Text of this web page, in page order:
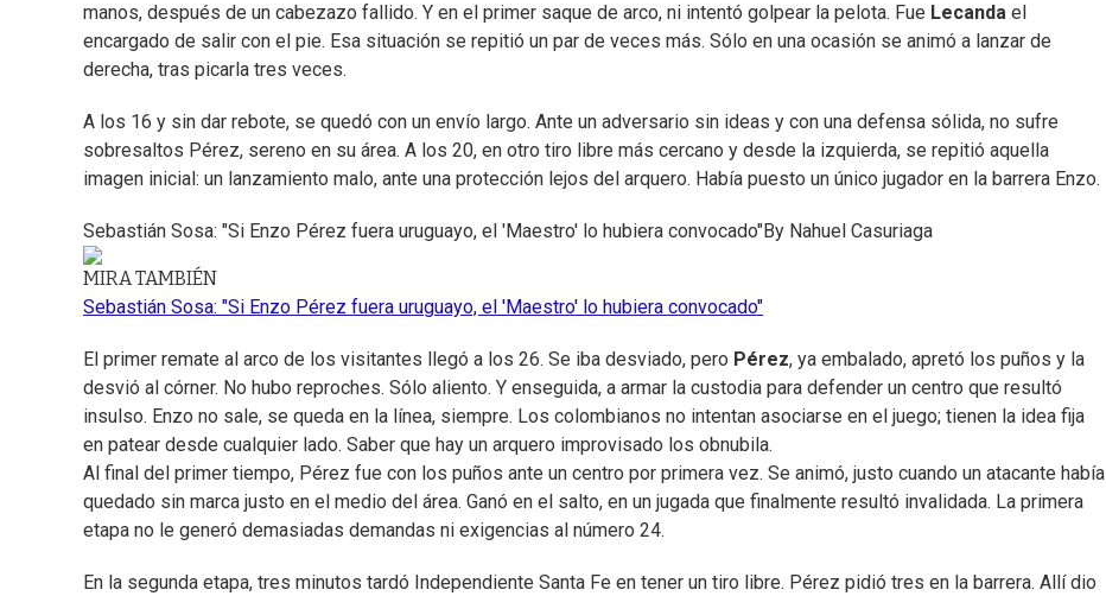
manos, después de un cabezazo fallido. Y en el primer saque de arco, ni intentó golpear la pelota. Fue Lecanda el
encargado de salir con el pie. Esa situación se repitió un par de veces más. Sólo en una ocasión se animó a lanzar de
derecha, tras picarla tres veces.
A los 16 y sin dar rebote, se quedó con un envío largo. Ante un adversario sin ideas y con una defensa sólida, no sufre
sobresaltos Pérez, sereno en su área. A los 20, en otro tiro libre más cercano y desde la izquierda, se repitió aquella
imagen inicial: un lanzamiento malo, ante una protección lejos del arquero. Había puesto un único jugador en la barrera Enzo.
Sebastián Sosa: "Si Enzo Pérez fuera uruguayo, el 'Maestro' lo hubiera convocado"By Nahuel Casuriaga
MIRA TAMBIÉN
Sebastián Sosa: "Si Enzo Pérez fuera uruguayo, el 'Maestro' lo hubiera convocado"
El primer remate al arco de los visitantes llegó a los 26. Se iba desviado, pero Pérez, ya embalado, apretó los puños y la
desvió al córner. No hubo reproches. Sólo aliento. Y enseguida, a armar la custodia para defender un centro que resultó
insulso. Enzo no sale, se queda en la línea, siempre. Los colombianos no intentan asociarse en el juego; tienen la idea fija
en patear desde cualquier lado. Saber que hay un arquero improvisado los obnubila.
Al final del primer tiempo, Pérez fue con los puños ante un centro por primera vez. Se animó, justo cuando un atacante había
quedado sin marca justo en el medio del área. Ganó en el salto, en un jugada que finalmente resultó invalidada. La primera
etapa no le generó demasiadas demandas ni exigencias al número 24.
En la segunda etapa, tres minutos tardó Independiente Santa Fe en tener un tiro libre. Pérez pidió tres en la barrera. Allí dio